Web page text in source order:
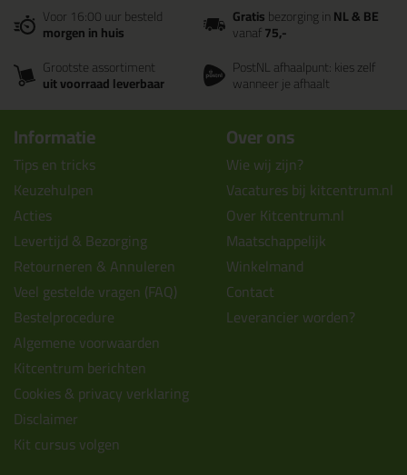
Voor 16:00 uur besteld
morgen in huis
Gratisbezorging inNL & BE
vanaf75,-
Grootste assortiment
uit voorraad leverbaar
PostNL afhaalpunt: kies zelf
wanneer je afhaalt
Informatie
Tips en tricks
Keuzehulpen
Acties
Levertijd & Bezorging
Retourneren & Annuleren
Veel gestelde vragen (FAQ)
Bestelprocedure
Algemene voorwaarden
Kitcentrum berichten
Cookies & privacy verklaring
Disclaimer
Kit cursus volgen
Over ons
Wie wij zijn?
Vacatures bij kitcentrum.nl
Over Kitcentrum.nl
Maatschappelijk
Winkelmand
Contact
Leverancier worden?